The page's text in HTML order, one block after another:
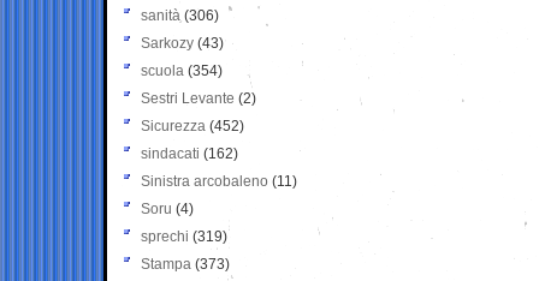
sanità (306)
Sarkozy (43)
scuola (354)
Sestri Levante (2)
Sicurezza (452)
sindacati (162)
Sinistra arcobaleno (11)
Soru (4)
sprechi (319)
Stampa (373)